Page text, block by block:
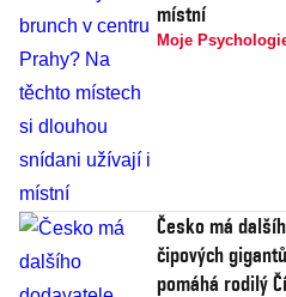
místní
Moje
Česko má
čipových
pomáhá rodilý